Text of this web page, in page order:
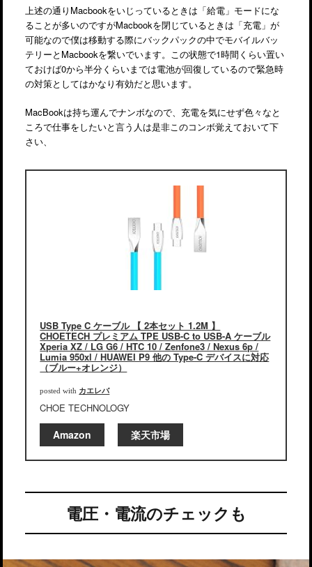
上述の通りMacbookをいじっているときは「給電」モードにな
ることが多いのですがMacbookを閉じているときは「充電」が
可能なので僕は移動する際にバックパックの中でモバイルバッ
テリーとMacbookを繋いでいます。この状態で1時間くらい置い
ておけば0から半分くらいまでは電池が回復しているので緊急時
の対策としてはかなり有効だと思います。
MacBookは持ち運んでナンボなので、充電を気にせず色々なと
ころで仕事をしたいと言う人は是非このコンボ覚えておいて下
さい、
USB Type C ケーブル 【 2本セット 1.2M 】
CHOETECH プレミアム TPE USB-C to USB-A ケーブル
Xperia XZ / LG G6 / HTC 10 / Zenfone3 / Nexus 6p /
Lumia 950xl / HUAWEI P9 他の Type-C デバイスに対応
（ブルー+オレンジ）
posted with カエレバ
CHOE TECHNOLOGY
Amazon 楽天市場
電圧・電流のチェックも